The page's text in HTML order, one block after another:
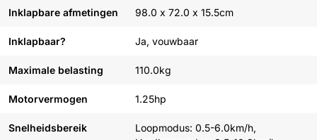
Inklapbare afmetingen 98.0 x 72.0 x 15.5cm
Inklapbaar? Ja, vouwbaar
Maximale belasting 110.0kg
Motorvermogen 1.25hp
Snelheidsbereik
Loopmodus: 0.5-6.0km/h,